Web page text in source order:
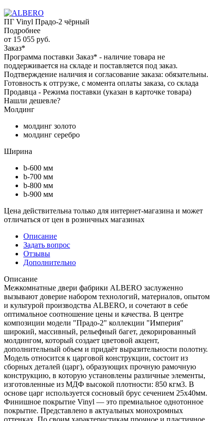
ПГ Vinyl Прадо-2 чёрный
Подробнее
от 15 055 руб.
Заказ*
Программа поставки Заказ* - наличие товара не
поддерживается на складе и поставляется под заказ.
Подтверждение наличия и согласование заказа: обязательны.
Готовность к отгрузке, с момента оплаты заказа, со склада
Продавца - Режима поставки (указан в карточке товара)
Нашли дешевле?
Молдинг
молдинг золото
молдинг серебро
Ширина
b-600 мм
b-700 мм
b-800 мм
b-900 мм
Цена действительна только для интернет-магазина и может
отличаться от цен в розничных магазинах
Описание
Задать вопрос
Отзывы
Дополнительно
Описание
Межкомнатные двери фабрики ALBERO заслуженно
вызывают доверие набором технологий, материалов, опытом
и культурой производства ALBERO, и сочетают в себе
оптимальное соотношение цены и качества. В центре
композиции модели "Прадо-2" коллекции "Империя"
широкий, массивный, рельефный багет, декорированный
молдингом, который создает цветовой акцент,
дополнительный объем и придаёт выразительности полотну.
Модель относится к царговой конструкции, состоит из
сборных деталей (царг), образующих прочную рамочную
конструкцию, в которую установлены различные элементы,
изготовленные из МДФ высокой плотности: 850 кгм3. В
основе царг используется сосновый брус сечением 25х40мм.
Финишное покрытие Vinyl — это премиальное однотонное
покрытие. Представлено в актуальных монохромных
оттенках. По своим характеристикам прочное и пластичное,